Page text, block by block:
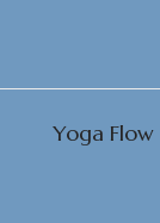
Yoga Flow